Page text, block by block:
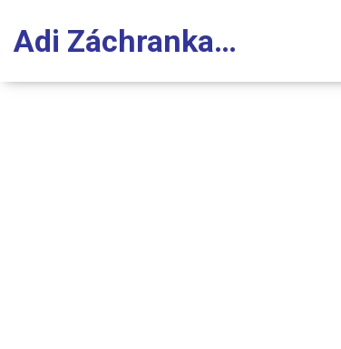
Adi Záchranka Stomatologie